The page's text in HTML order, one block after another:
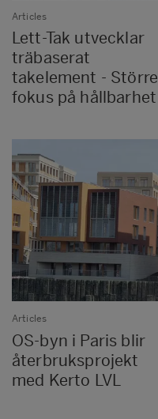
Articles
Lett-Tak utvecklar
träbaserat
takelement - Större
fokus på hållbarhet
Articles
OS-byn i Paris blir
återbruksprojekt
med Kerto LVL